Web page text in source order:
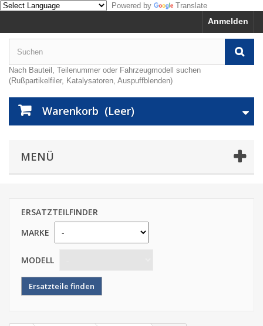
Powered by Translate
Anmelden
Nach Bauteil, Teilenummer oder Fahrzeugmodell suchen
(Rußpartikelfiler, Katalysatoren, Auspuffblenden)
Warenkorb (Leer)
MENÜ
ERSATZTEILFINDER
MARKE
MODELL